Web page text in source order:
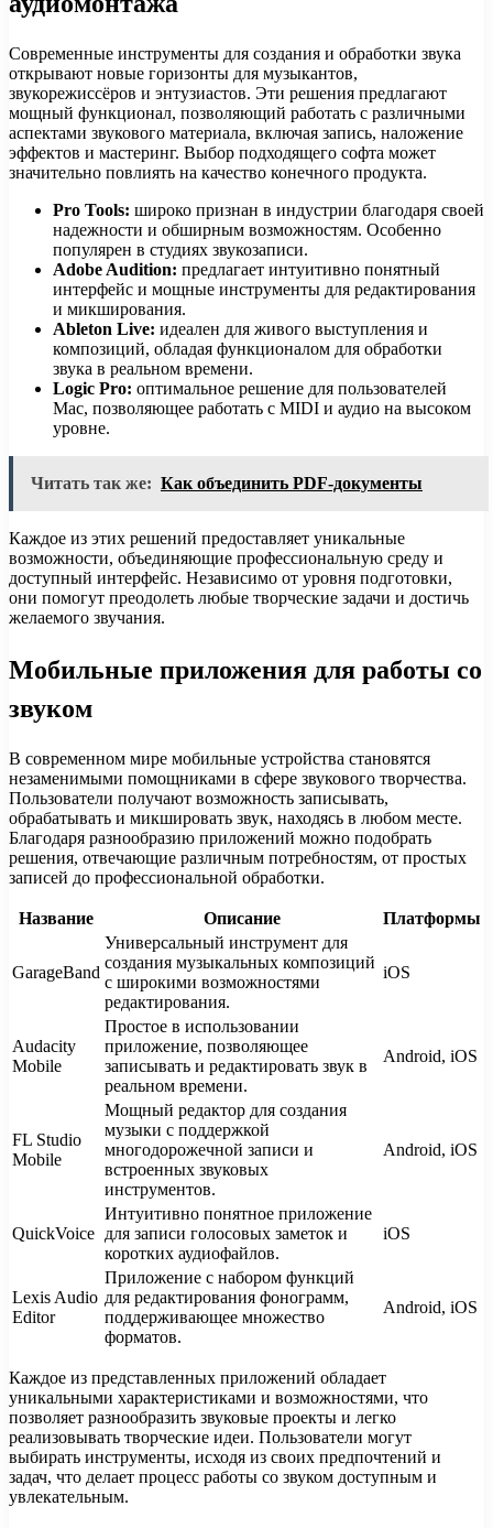
Современные инструменты для создания и обработки звука
открывают новые горизонты для музыкантов,
звукорежиссёров и энтузиастов. Эти решения предлагают
мощный функционал, позволяющий работать с различными
аспектами звукового материала, включая запись, наложение
эффектов и мастеринг. Выбор подходящего софта может
значительно повлиять на качество конечного продукта.
Pro Tools: широко признан в индустрии благодаря своей
надежности и обширным возможностям. Особенно
популярен в студиях звукозаписи.
Adobe Audition: предлагает интуитивно понятный
интерфейс и мощные инструменты для редактирования
и микширования.
Ableton Live: идеален для живого выступления и
композиций, обладая функционалом для обработки
звука в реальном времени.
Logic Pro: оптимальное решение для пользователей
Mac, позволяющее работать с MIDI и аудио на высоком
уровне.
Читать так же: Как объединить PDF-документы
Каждое из этих решений предоставляет уникальные
возможности, объединяющие профессиональную среду и
доступный интерфейс. Независимо от уровня подготовки,
они помогут преодолеть любые творческие задачи и достичь
желаемого звучания.
Мобильные приложения для работы со
звуком
В современном мире мобильные устройства становятся
незаменимыми помощниками в сфере звукового творчества.
Пользователи получают возможность записывать,
обрабатывать и микшировать звук, находясь в любом месте.
Благодаря разнообразию приложений можно подобрать
решения, отвечающие различным потребностям, от простых
записей до профессиональной обработки.
Название Описание Платформы
GarageBand
Универсальный инструмент для
создания музыкальных композиций
с широкими возможностями
редактирования.
iOS
Audacity
Mobile
Простое в использовании
приложение, позволяющее
записывать и редактировать звук в
реальном времени.
Android, iOS
FL Studio
Mobile
Мощный редактор для создания
музыки с поддержкой
многодорожечной записи и
встроенных звуковых
инструментов.
Android, iOS
QuickVoice
Интуитивно понятное приложение
для записи голосовых заметок и
коротких аудиофайлов.
iOS
Lexis Audio
Editor
Приложение с набором функций
для редактирования фонограмм,
поддерживающее множество
форматов.
Android, iOS
Каждое из представленных приложений обладает
уникальными характеристиками и возможностями, что
позволяет разнообразить звуковые проекты и легко
реализовывать творческие идеи. Пользователи могут
выбирать инструменты, исходя из своих предпочтений и
задач, что делает процесс работы со звуком доступным и
увлекательным.